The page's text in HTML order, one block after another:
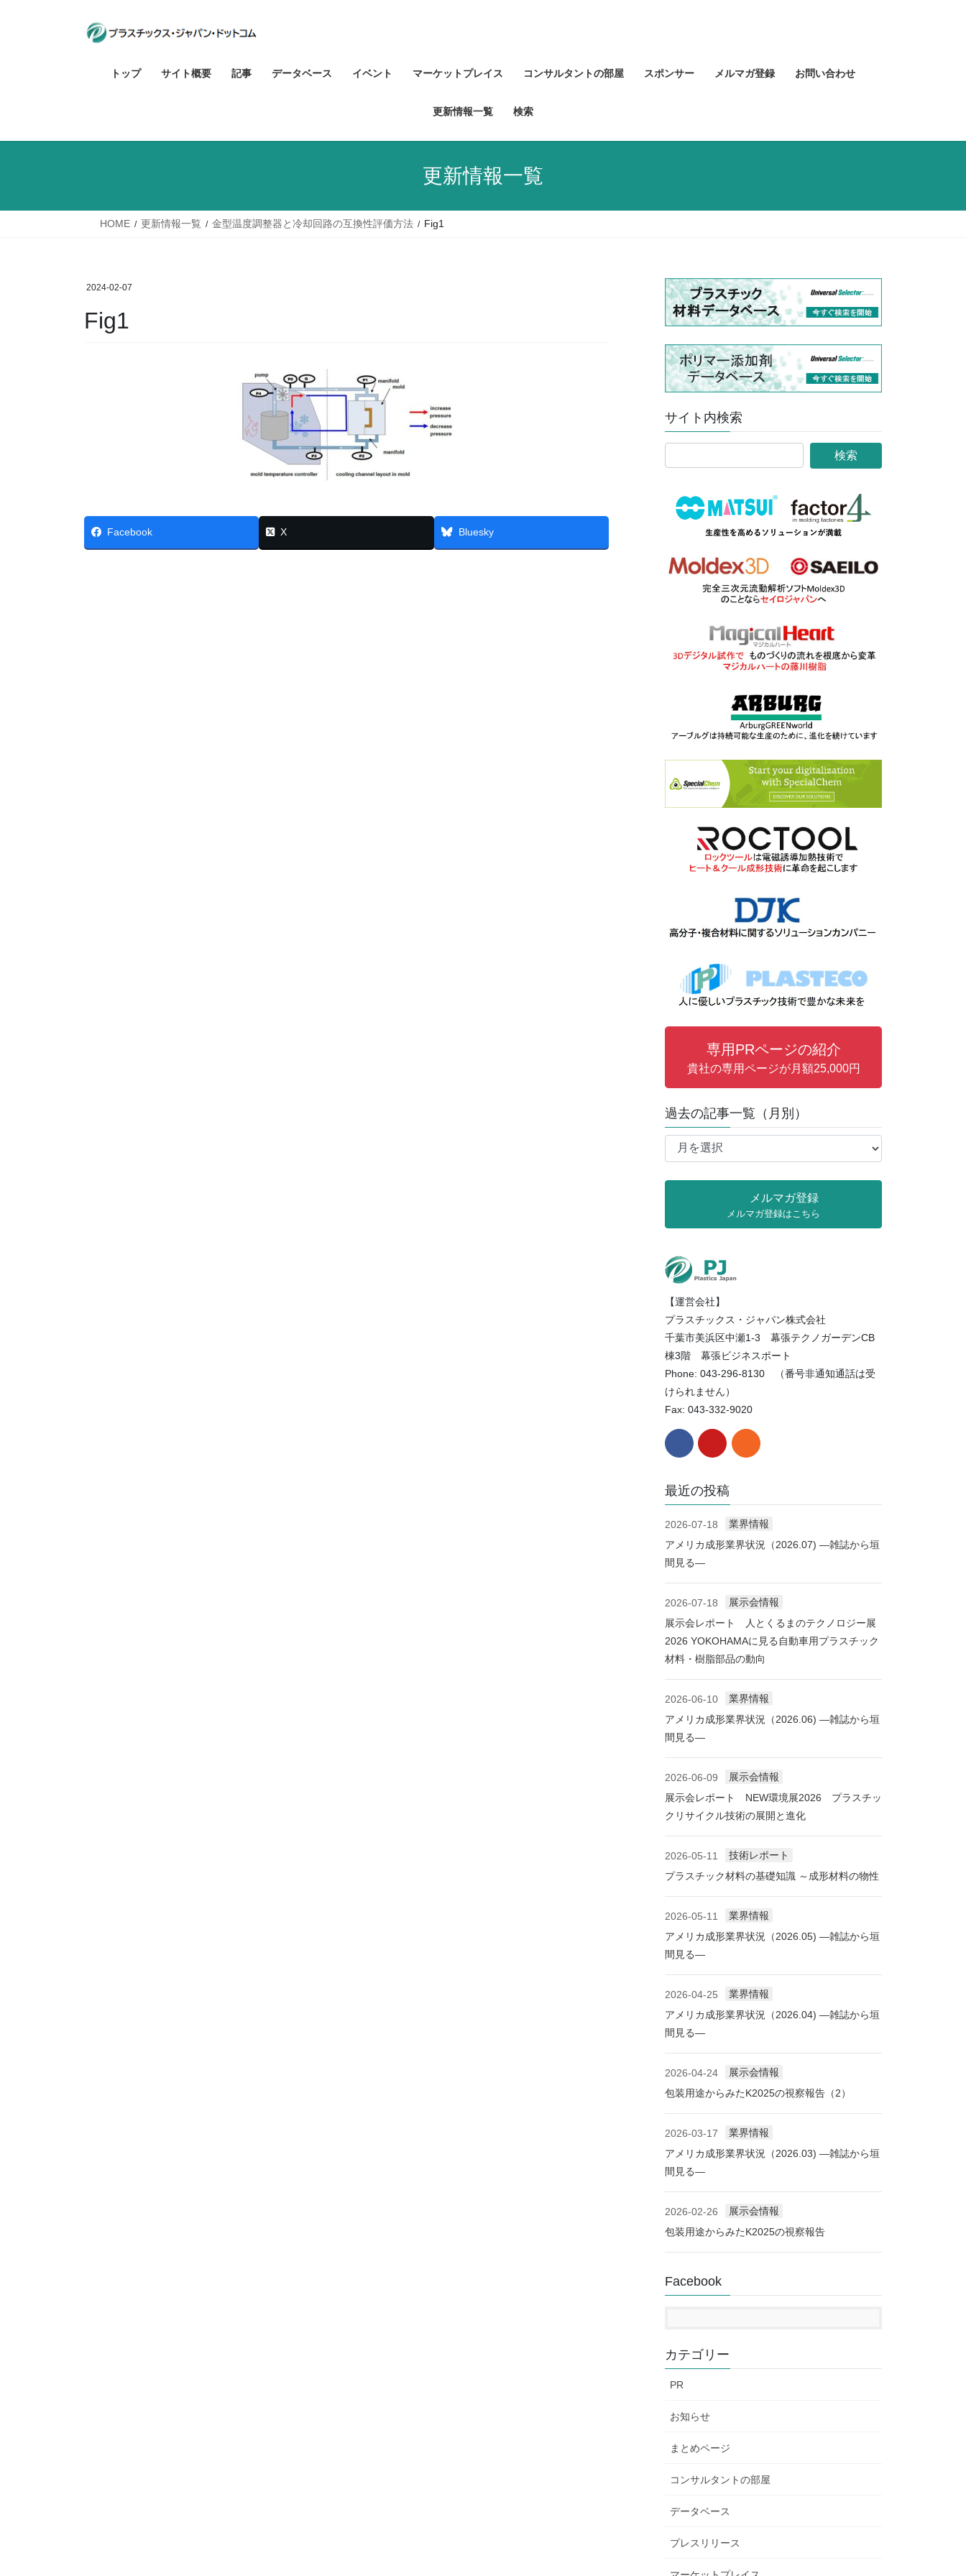
トップ サイト概要 記事 データベース イベント マーケットプレイス コンサルタントの部屋 スポンサー メルマガ登録 お問い合わせ
更新情報一覧 検索
更新情報一覧
HOME 更新情報一覧 金型温度調整器と冷却回路の互換性評価方法 Fig1
2024-02-07
Fig1
Facebook X Bluesky
サイト内検索
専用PRページの紹介
貴社の専用ページが月額25,000円
過去の記事一覧（月別）
過
（月
別）
メルマガ登録
メルマガ登録はこちら
【運営会社】
プラスチックス・ジャパン株式会社
千葉市美浜区中瀬1-3 幕張テクノガーデンCB
棟3階 幕張ビジネスポート
Phone: 043-296-8130 （番号非通知通話は受
けられません）
Fax: 043-332-9020
最近の投稿
2026-07-18
業界情報
アメリカ成形業界状況（2026.07) ―雑誌から垣
間見る―
2026-07-18
展示会情報
展示会レポート 人とくるまのテクノロジー展
2026 YOKOHAMAに見る自動車用プラスチック
材料・樹脂部品の動向
2026-06-10
業界情報
アメリカ成形業界状況（2026.06) ―雑誌から垣
間見る―
2026-06-09
展示会情報
展示会レポート NEW環境展2026 プラスチッ
クリサイクル技術の展開と進化
2026-05-11
技術レポート
プラスチック材料の基礎知識 ～成形材料の物性
2026-05-11
業界情報
アメリカ成形業界状況（2026.05) ―雑誌から垣
間見る―
2026-04-25
業界情報
アメリカ成形業界状況（2026.04) ―雑誌から垣
間見る―
2026-04-24
展示会情報
包装用途からみたK2025の視察報告（2）
2026-03-17
業界情報
アメリカ成形業界状況（2026.03) ―雑誌から垣
間見る―
2026-02-26
展示会情報
包装用途からみたK2025の視察報告
Facebook
カテゴリー
PR
お知らせ
まとめページ
コンサルタントの部屋
データベース
プレスリリース